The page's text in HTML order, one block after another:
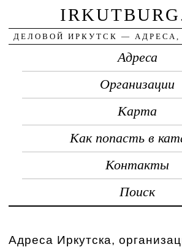
ДЕЛОВОЙ ИРКУТСК — АДРЕСА,
Адреса
Организации
Карта
Как попасть в
Контакты
Поиск
Адреса Иркутска,